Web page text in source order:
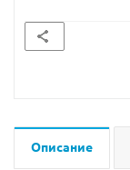
Описание